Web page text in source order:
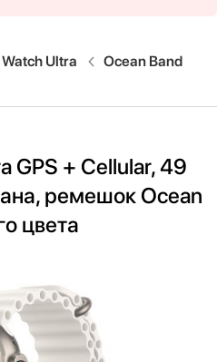
Ultra Ocean Band
GPS + Cellular, 49
ремешок Ocean
цвета